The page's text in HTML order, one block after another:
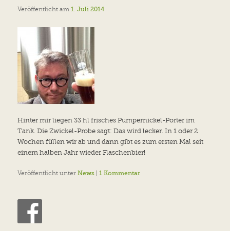
Veröffentlicht am1. Juli 2014
Hinter mir liegen 33 hl frisches Pumpernickel-Porter im
Tank. Die Zwickel-Probe sagt: Das wird lecker. In 1 oder 2
Wochen füllen wir ab und dann gibt es zum ersten Mal seit
einem halben Jahr wieder Flaschenbier!
Veröffentlicht unter News |1 Kommentar